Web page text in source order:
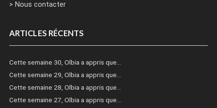
> Nous contacter
ARTICLES RÉCENTS
Cette semaine 30, Olbia a appris que…
Cette semaine 29, Olbia a appris que…
Cette semaine 28, Olbia a appris que…
Cette semaine 27, Olbia a appris que…